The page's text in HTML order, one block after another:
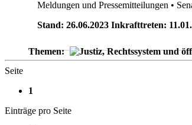
Meldungen und Pressemitteilungen •
Stand: 26.06.2023 Inkrafttreten:
Themen:
Seite
1
Einträge pro Seite